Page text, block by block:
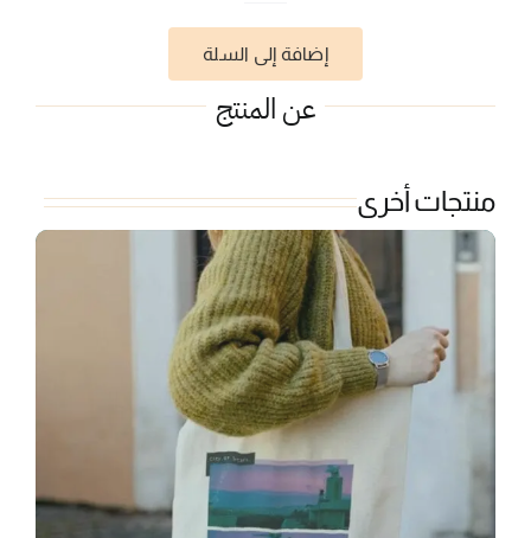
ليالي
اسطنبول
إضافة إلى السلة
عن المنتج
منتجات أخرى